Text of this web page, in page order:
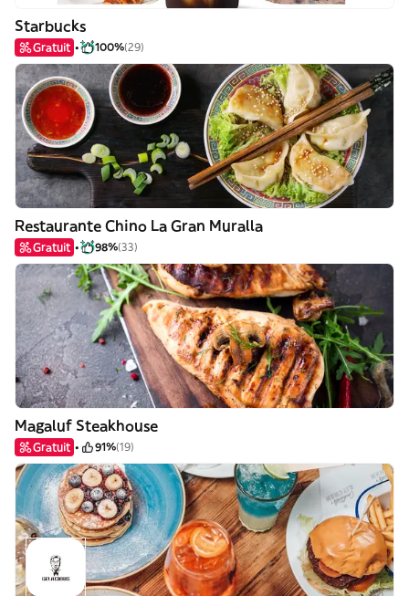
Starbucks
Gratuit 100%(29)
Restaurante Chino La Gran Muralla
Gratuit 98%(33)
Magaluf Steakhouse
Gratuit 91%(19)